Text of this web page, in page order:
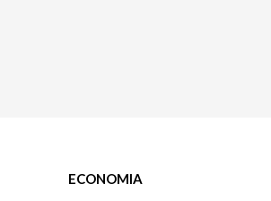
ECONOMIA